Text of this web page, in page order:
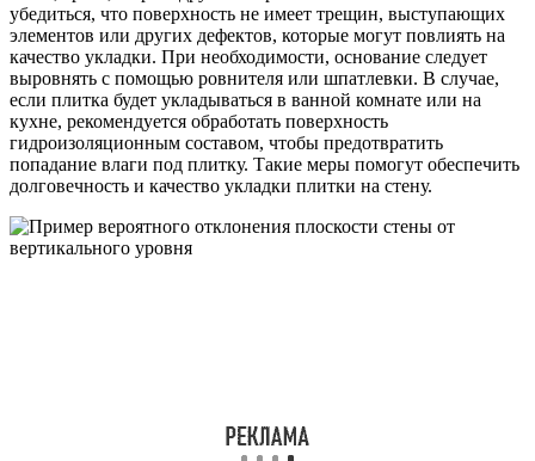
убедиться, что поверхность не имеет трещин, выступающих
элементов или других дефектов, которые могут повлиять на
качество укладки. При необходимости, основание следует
выровнять с помощью ровнителя или шпатлевки. В случае,
если плитка будет укладываться в ванной комнате или на
кухне, рекомендуется обработать поверхность
гидроизоляционным составом, чтобы предотвратить
попадание влаги под плитку. Такие меры помогут обеспечить
долговечность и качество укладки плитки на стену.